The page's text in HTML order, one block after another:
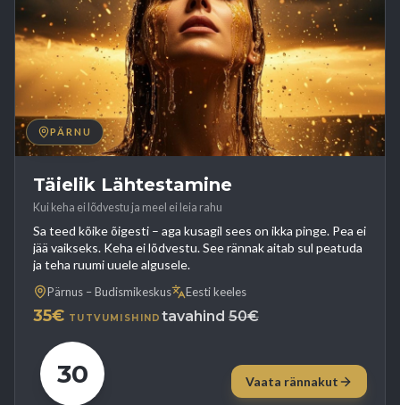
PÄRNU
Täielik Lähtestamine
Kui keha ei lõdvestu ja meel ei leia rahu
Sa teed kõike õigesti – aga kusagil sees on ikka pinge. Pea ei
jää vaikseks. Keha ei lõdvestu. See rännak aitab sul peatuda
ja teha ruumi uuele algusele.
Pärnus – Budismikeskus Eesti keeles
35€ TUTVUMISHIND tavahind 50€
30 Vaata rännakut